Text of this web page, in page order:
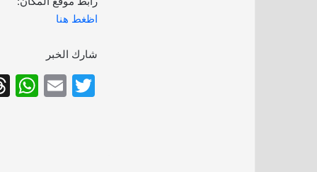
اظغط هنا
شارك الخبر
T
E
W